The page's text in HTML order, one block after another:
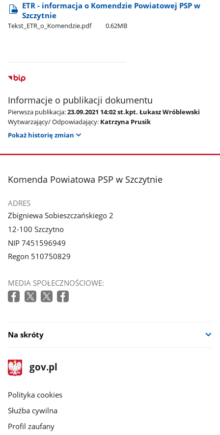
ETR - informacja o Komendzie Powiatowej PSP w
Szczytnie
Tekst​_ETR​_o​_Komendzie.pdf 0.62MB
Informacje o publikacji dokumentu
Pierwsza publikacja:23.09.2021 14:02 st.kpt. Łukasz Wróblewski
Wytwarzający/ Odpowiadający: Katrzyna Prusik
Pokaż historię zmian
stopka
Komenda Powiatowa PSP w Szczytnie
ADRES
Zbigniewa Sobieszczańskiego 2
12-100 Szczytno
NIP 7451596949
Regon 510750829
MEDIA SPOŁECZNOŚCIOWE:
Na skróty
stopka
gov.pl
Strona
gov.pl
gov.pl
Polityka cookies
Służba cywilna
Profil zaufany